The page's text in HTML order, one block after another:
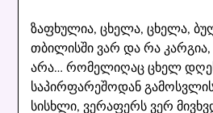
ზაფხულია, ცხელა, ცხელა,
თბილისში ვარ და რა
არა… რომელიღაც ცხელ
საპირფარეშოდან
სისხლი, ვერაფერს ვერ